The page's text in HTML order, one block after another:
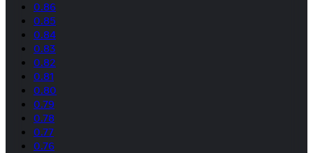
0.86
0.85
0.84
0.83
0.82
0.81
0.80
0.79
0.78
0.77
0.76